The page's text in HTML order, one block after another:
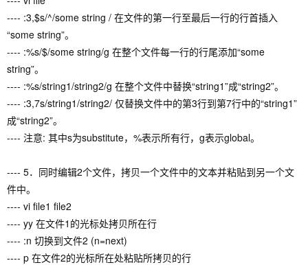
---- :3,$s/^/some string / 在文件的第一行至最后一行的行首插入
“some string”。
---- :%s/$/some string/g 在整个文件每一行的行尾添加“some
string”。
---- :%s/string1/string2/g 在整个文件中替换“string1”成“string2”。
---- :3,7s/string1/string2/ 仅替换文件中的第3行到第7行中的“string1”
成“string2”。
---- 注意: 其中s为substitute，%表示所有行，g表示global。
---- 5．同时编辑2个文件，拷贝一个文件中的文本并粘贴到另一个文
件中。
---- vi file1 file2
---- yy 在文件1的光标处拷贝所在行
---- :n 切换到文件2 (n=next)
---- p 在文件2的光标所在处粘贴所拷贝的行